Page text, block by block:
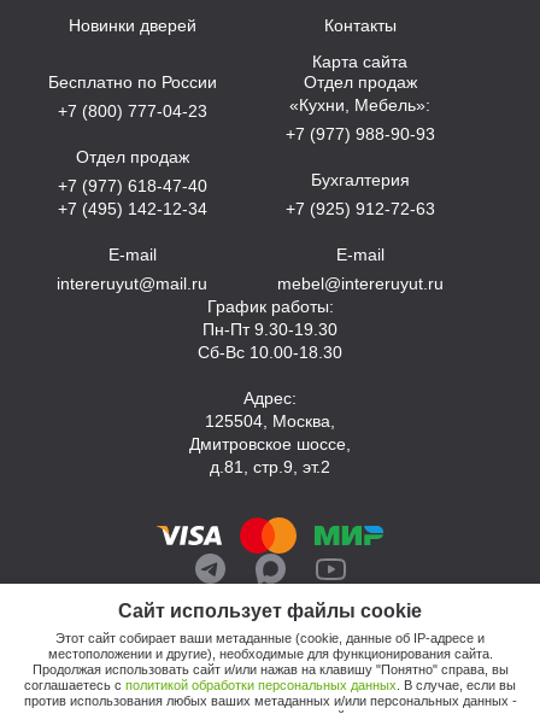
Сайт использует файлы cookie
Этот сайт собирает ваши метаданные (cookie, данные об IP-адресе и
местоположении и другие), необходимые для функционирования сайта.
Продолжая использовать сайт и/или нажав на клавишу "Понятно" справа, вы
соглашаетесь с политикой обработки персональных данных . В случае, если вы
против использования любых ваших метаданных и/или персональных данных -
Новинки дверей
Контакты
Карта сайта
Бесплатно по России
+7 (800) 777-04-23
Отдел продаж
+7 (977) 618-47-40
+7 (495) 142-12-34
E-mail
intereruyut@mail.ru
Отдел продаж
«Кухни, Мебель»:
+7 (977) 988-90-93
Бухгалтерия
+7 (925) 912-72-63
E-mail
mebel@intereruyut.ru
График работы:
Пн-Пт 9.30-19.30
Сб-Вс 10.00-18.30
Адрес:
125504, Москва,
Дмитровское шоссе,
д.81, стр.9, эт.2